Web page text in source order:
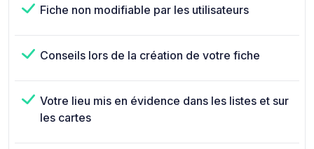
Fiche non modifiable par les utilisateurs
Conseils lors de la création de votre fiche
Votre lieu mis en évidence dans les listes et sur
les cartes